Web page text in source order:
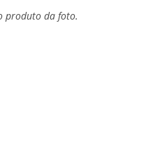
produto da foto.